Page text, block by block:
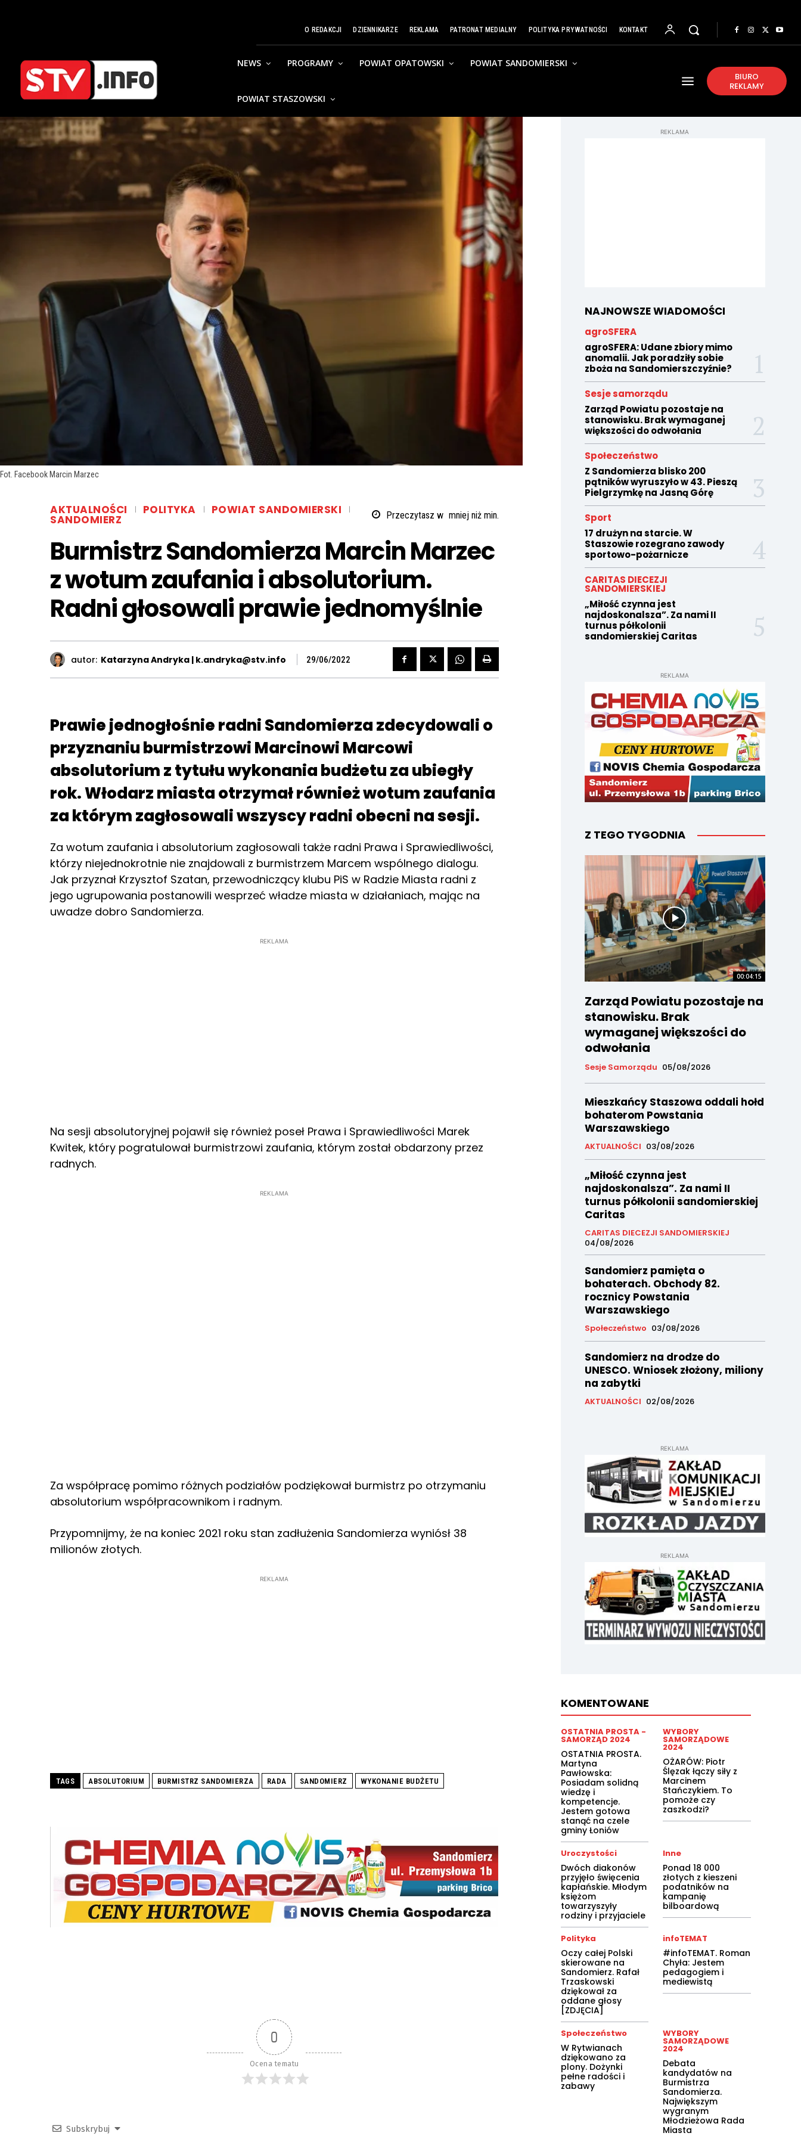
O REDAKCJI DZIENNIKARZE REKLAMA PATRONAT MEDIALNY POLITYKA PRYWATNOŚCI KONTAKT
NEWS PROGRAMY POWIAT OPATOWSKI POWIAT SANDOMIERSKI
POWIAT STASZOWSKI
BIURO
REKLAMY
Fot. Facebook Marcin Marzec
AKTUALNOŚCI POLITYKA POWIAT SANDOMIERSKI
SANDOMIERZ Przeczytasz w mniej niżmin.
Burmistrz Sandomierza Marcin Marzec
z wotum zaufania i absolutorium.
Radni głosowali prawie jednomyślnie
autor: Katarzyna Andryka | k.andryka@stv.info 29/06/2022
Prawie jednogłośnie radni Sandomierza zdecydowali o
przyznaniu burmistrzowi Marcinowi Marcowi
absolutorium z tytułu wykonania budżetu za ubiegły
rok. Włodarz miasta otrzymał również wotum zaufania
za którym zagłosowali wszyscy radni obecni na sesji.
Za wotum zaufania i absolutorium zagłosowali także radni Prawa i Sprawiedliwości,
którzy niejednokrotnie nie znajdowali z burmistrzem Marcem wspólnego dialogu.
Jak przyznał Krzysztof Szatan, przewodniczący klubu PiS w Radzie Miasta radni z
jego ugrupowania postanowili wesprzeć władze miasta w działaniach, mając na
uwadze dobro Sandomierza.
REKLAMA
Na sesji absolutoryjnej pojawił się również poseł Prawa i Sprawiedliwości Marek
Kwitek, który pogratulował burmistrzowi zaufania, którym został obdarzony przez
radnych.
REKLAMA
Za współpracę pomimo różnych podziałów podziękował burmistrz po otrzymaniu
absolutorium współpracownikom i radnym.
Przypomnijmy, że na koniec 2021 roku stan zadłużenia Sandomierza wyniósł 38
milionów złotych.
REKLAMA
TAGS ABSOLUTORIUM BURMISTRZ SANDOMIERZA RADA SANDOMIERZ WYKONANIE BUDŻETU
0
Ocena tematu
Subskrybuj
REKLAMA
NAJNOWSZE WIADOMOŚCI
agroSFERA
agroSFERA: Udane zbiory mimo
anomalii. Jak poradziły sobie
zboża na Sandomierszczyźnie?
Sesje samorządu
Zarząd Powiatu pozostaje na
stanowisku. Brak wymaganej
większości do odwołania
Społeczeństwo
Z Sandomierza blisko 200
pątników wyruszyło w 43. Pieszą
Pielgrzymkę na Jasną Górę
Sport
17 drużyn na starcie. W
Staszowie rozegrano zawody
sportowo-pożarnicze
CARITAS DIECEZJI
SANDOMIERSKIEJ
„Miłość czynna jest
najdoskonalsza”. Za nami II
turnus półkolonii
sandomierskiej Caritas
REKLAMA
Z TEGO TYGODNIA
00:04:15
Zarząd Powiatu pozostaje na
stanowisku. Brak
wymaganej większości do
odwołania
Sesje Samorządu 05/08/2026
Mieszkańcy Staszowa oddali hołd
bohaterom Powstania
Warszawskiego
AKTUALNOŚCI 03/08/2026
„Miłość czynna jest
najdoskonalsza”. Za nami II
turnus półkolonii sandomierskiej
Caritas
CARITAS DIECEZJI SANDOMIERSKIEJ
04/08/2026
Sandomierz pamięta o
bohaterach. Obchody 82.
rocznicy Powstania
Warszawskiego
Społeczeństwo 03/08/2026
Sandomierz na drodze do
UNESCO. Wniosek złożony, miliony
na zabytki
AKTUALNOŚCI 02/08/2026
REKLAMA
REKLAMA
KOMENTOWANE
OSTATNIA PROSTA -
SAMORZĄD 2024
OSTATNIA PROSTA.
Martyna
Pawłowska:
Posiadam solidną
wiedzę i
kompetencje.
Jestem gotowa
stanąć na czele
gminy Łoniów
WYBORY
SAMORZĄDOWE
2024
OŻARÓW: Piotr
Ślęzak łączy siły z
Marcinem
Stańczykiem. To
pomoże czy
zaszkodzi?
Uroczystości
Dwóch diakonów
przyjęło święcenia
kapłańskie. Młodym
księżom
towarzyszyły
rodziny i przyjaciele
Inne
Ponad 18 000
złotych z kieszeni
podatników na
kampanię
bilboardową
Polityka
Oczy całej Polski
skierowane na
Sandomierz. Rafał
Trzaskowski
dziękował za
oddane głosy
[ZDJĘCIA]
infoTEMAT
#infoTEMAT. Roman
Chyła: Jestem
pedagogiem i
mediewistą
Społeczeństwo
W Rytwianach
dziękowano za
plony. Dożynki
pełne radości i
zabawy
WYBORY
SAMORZĄDOWE
2024
Debata
kandydatów na
Burmistrza
Sandomierza.
Największym
wygranym
Młodzieżowa Rada
Miasta